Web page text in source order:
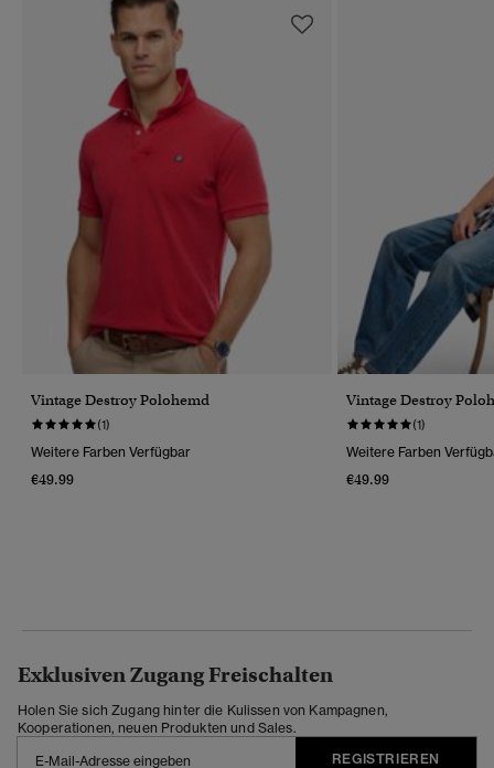
Vintage Destroy Polohemd
(1)
Weitere Farben Verfügbar
€49.99
Vintage Destroy
(1)
Weitere Farben
€49.99
Exklusiven Zugang Freischalten
Holen Sie sich Zugang hinter die Kulissen von Kampagnen,
Kooperationen, neuen Produkten und Sales.
REGISTRIEREN